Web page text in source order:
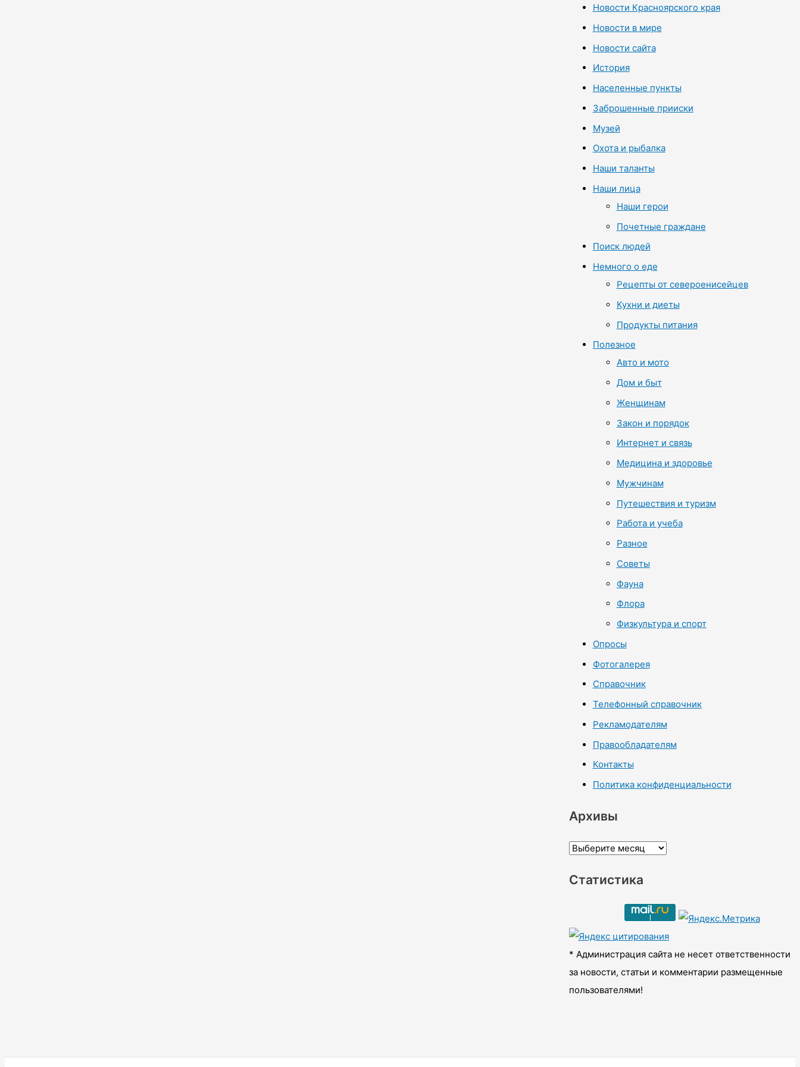
Новости Красноярского края
Новости в мире
Новости сайта
История
Населенные пункты
Заброшенные прииски
Музей
Охота и рыбалка
Наши таланты
Наши лица
Наши герои
Почетные граждане
Поиск людей
Немного о еде
Рецепты от североенисейцев
Кухни и диеты
Продукты питания
Полезное
Авто и мото
Дом и быт
Женщинам
Закон и порядок
Интернет и связь
Медицина и здоровье
Мужчинам
Путешествия и туризм
Работа и учеба
Разное
Советы
Фауна
Флора
Физкультура и спорт
Опросы
Фотогалерея
Справочник
Телефонный справочник
Рекламодателям
Правообладателям
Контакты
Политика конфиденциальности
Архивы
А
х
ы
Статистика
* Администрация сайта не несет ответственности
за новости, статьи и комментарии размещенные
пользователями!